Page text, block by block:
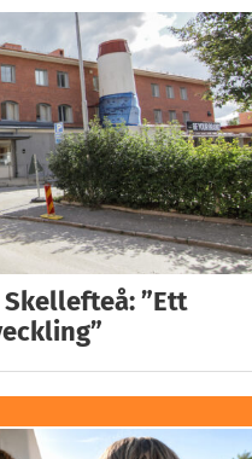
”Ett